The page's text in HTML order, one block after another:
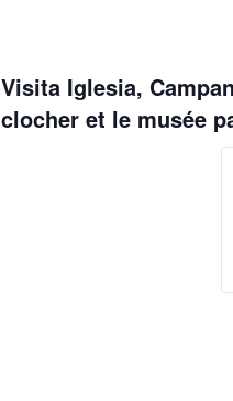
Visita Iglesia,
clocher et le musée